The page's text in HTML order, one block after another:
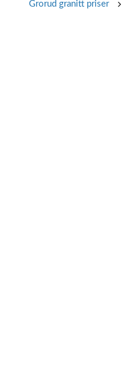
Grorud granitt priser